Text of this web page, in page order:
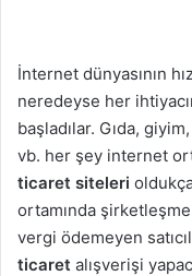
İnternet dünyasının
neredeyse her
başladılar. Gıda,
vb. her şey internet
ticaret siteleri
ortamında
vergi ödemeyen
ticaret alışverişi